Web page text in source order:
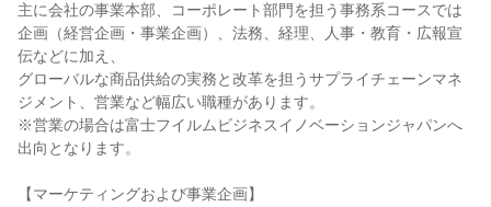
主に会社の事業本部、コーポレート部門を担う事務系コースでは
企画（経営企画・事業企画）、法務、経理、人事・教育・広報宣
伝などに加え、
グローバルな商品供給の実務と改革を担うサプライチェーンマネ
ジメント、営業など幅広い職種があります。
※営業の場合は富士フイルムビジネスイノベーションジャパンへ
出向となります。
【マーケティングおよび事業企画】